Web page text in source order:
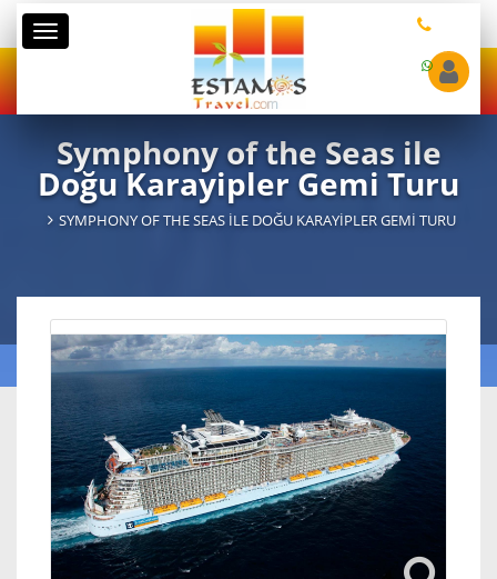
Kategoriler
Symphony of the Seas ile
Doğu Karayipler Gemi Turu
SYMPHONY OF THE SEAS ILE DOĞU KARAYIPLER GEMI TURU
Gemi
Symphony of the Seas
Çıkış Limanı
Miami - Florida
Varış Limanı
Miami - Florida